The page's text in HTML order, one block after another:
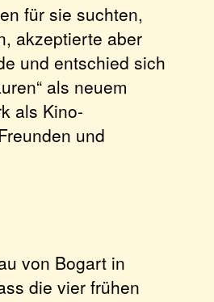
für sie suchten,
akzeptierte aber
und entschied sich
als neuem
als Kino-
und
von Bogart in
die vier frühen